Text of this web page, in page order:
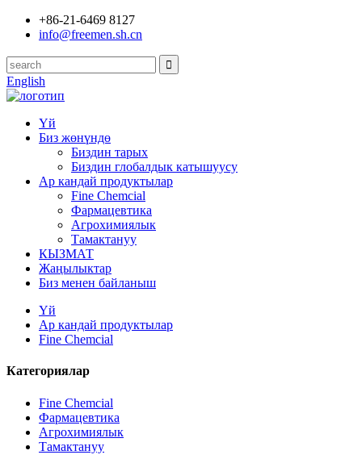
+86-21-6469 8127
info@freemen.sh.cn
English
Үй
Биз жөнүндө
Биздин тарых
Биздин глобалдык катышуусу
Ар кандай продуктылар
Fine Chemcial
Фармацевтика
Агрохимиялык
Тамактануу
КЫЗМАТ
Жаңылыктар
Биз менен байланыш
Үй
Ар кандай продуктылар
Fine Chemcial
Категориялар
Fine Chemcial
Фармацевтика
Агрохимиялык
Тамактануу